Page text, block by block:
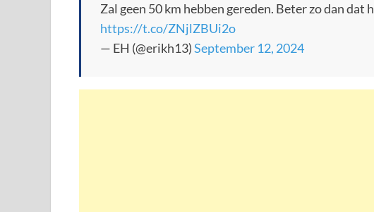
Zal geen 50 km hebben gereden. Beter zo dan dat
https://t.co/ZNjlZBUi2o
— EH (@erikh13)September 12, 2024